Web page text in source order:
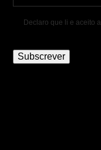
Declaro que li e aceito a
Subscrever